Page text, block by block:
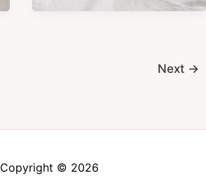
Next →
Copyright © 2026